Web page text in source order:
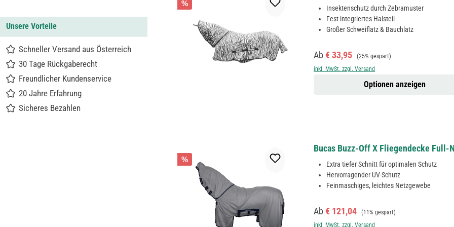
Unsere Vorteile
Schneller Versand aus Österreich
30 Tage Rückgaberecht
Freundlicher Kundenservice
20 Jahre Erfahrung
Sicheres Bezahlen
%
Insektenschutz durch Zebramuster
Fest integriertes Halsteil
Großer Schweiflatz & Bauchlatz
Verkaufspreis:
Ab € 33,95 Regulärer Preis:
(25% gespart)
inkl. MwSt. zzgl. Versand
Optionen anzeigen
%
Bucas Buzz-Off X Fliegendecke Full-
Extra tiefer Schnitt für optimalen Schutz
Hervorragender UV-Schutz
Feinmaschiges, leichtes Netzgewebe
Verkaufspreis:
Ab € 121,04 Regulärer Preis:
(11% gespart)
inkl. MwSt. zzgl. Versand